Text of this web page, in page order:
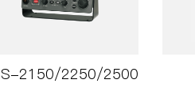
2150/2250/2500